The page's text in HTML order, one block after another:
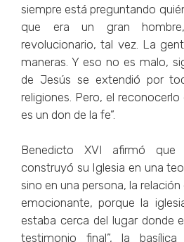
siempre está preguntando
que era un gran
revolucionario, tal vez. La
maneras. Y eso no es malo,
de Jesús se extendió por
religiones. Pero, el
es un don de la fe”.
Benedicto XVI afirmó que
construyó su Iglesia en una
sino en una persona, la
emocionante, porque la
estaba cerca del lugar donde
testimonio final”, la